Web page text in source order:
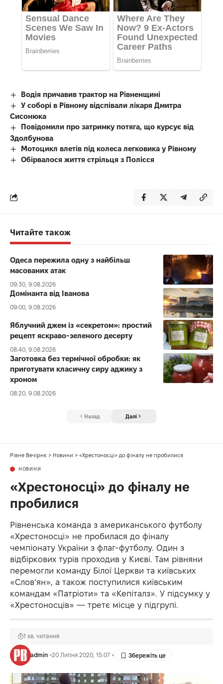
Водія причавив трактор на Рівненщині
У соборі в Рівному відспівали лікаря Дмитра
Сисонюка
Повідомили про затримку потяга, що курсує від
Здолбунова
Мотоцикл влетів під колеса легковика у Рівному
Обірвалося життя стрільця з Полісся
Читайте також
Одеса пережила одну з найбільш
масованих атак
09:30, 9.08.2026
Домінанта від Іванова
09:00, 9.08.2026
Яблучний джем із «секретом»: простий
рецепт яскраво-зеленого десерту
08:40, 9.08.2026
Заготовка без термічної обробки: як
приготувати класичну сиру аджику з
хроном
08:20, 9.08.2026
Назад Далі
Рівне Вечірнє > Новини > «Хрестоносці» до фіналу не пробилися
НОВИНИ
«Хрестоносці» до фіналу не
пробилися
Рівненська команда з американського футболу
«Хрестоносці» не пробилася до фіналу
чемпіонату України з флаг-футболу. Один з
відбіркових турів проходив у Києві. Там рівняни
перемогли команду Білої Церкви та київських
«Слов’ян», а також поступилися київським
командам «Патріоти» та «Кепіталз». У підсумку у
«Хрестоносців» — третє місце у підгрупі.
admin 20 Липня 2020, 15:07
1 хв. читання